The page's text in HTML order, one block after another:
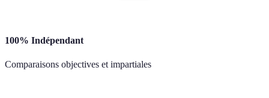
100% Indépendant
Comparaisons objectives et impartiales